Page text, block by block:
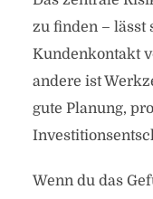
zu finden – lässt
Kundenkontakt
andere ist
gute Planung,
Wenn du das